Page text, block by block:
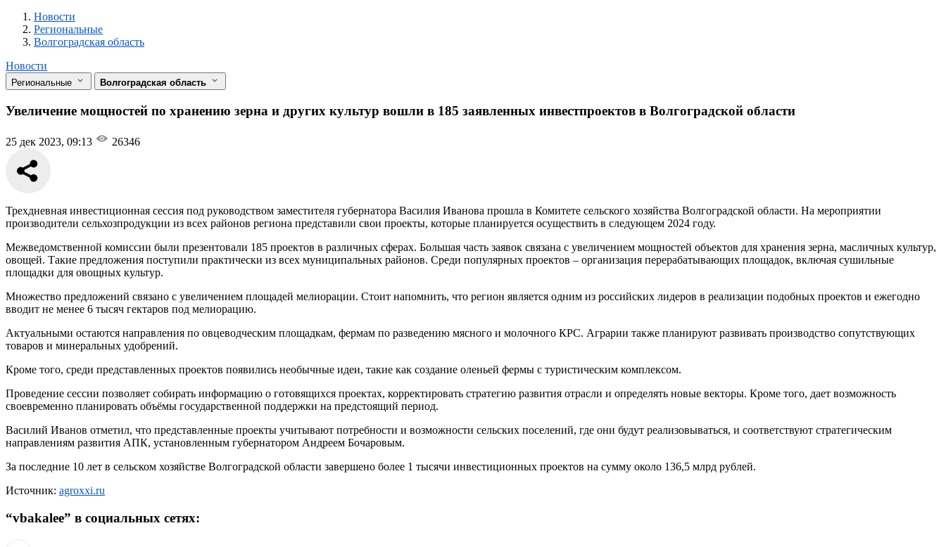
Новости
Разделы
Новости
Региональные
Волгоградская область
Новости
Региональные Волгоградская область
Увеличение мощностей по хранению зерна и других культур вошли в 185 заявленных инвестпроектов в Волгоградской области
25 дек 2023, 09:13 26346
Трехдневная инвестиционная сессия под руководством заместителя губернатора Василия Иванова прошла в Комитете сельского хозяйства Волгоградской области. На мероприятии
производители сельхозпродукции из всех районов региона представили свои проекты, которые планируется осуществить в следующем 2024 году.
Межведомственной комиссии были презентовали 185 проектов в различных сферах. Большая часть заявок связана с увеличением мощностей объектов для хранения зерна, масличных культур,
овощей. Такие предложения поступили практически из всех муниципальных районов. Среди популярных проектов – организация перерабатывающих площадок, включая сушильные
площадки для овощных культур.
Множество предложений связано с увеличением площадей мелиорации. Стоит напомнить, что регион является одним из российских лидеров в реализации подобных проектов и ежегодно
вводит не менее 6 тысяч гектаров под мелиорацию.
Актуальными остаются направления по овцеводческим площадкам, фермам по разведению мясного и молочного КРС. Аграрии также планируют развивать производство сопутствующих
товаров и минеральных удобрений.
Кроме того, среди представленных проектов появились необычные идеи, такие как создание оленьей фермы с туристическим комплексом.
Проведение сессии позволяет собирать информацию о готовящихся проектах, корректировать стратегию развития отрасли и определять новые векторы. Кроме того, дает возможность
своевременно планировать объёмы государственной поддержки на предстоящий период.
Василий Иванов отметил, что представленные проекты учитывают потребности и возможности сельских поселений, где они будут реализовываться, и соответствуют стратегическим
направлениям развития АПК, установленным губернатором Андреем Бочаровым.
За последние 10 лет в сельском хозяйстве Волгоградской области завершено более 1 тысячи инвестиционных проектов на сумму около 136,5 млрд рублей.
Источник: agroxxi.ru
“vbakalee” в социальных сетях: